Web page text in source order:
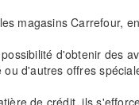
magasins Carrefour,
d'obtenir des
d'autres offres
de crédit, ils